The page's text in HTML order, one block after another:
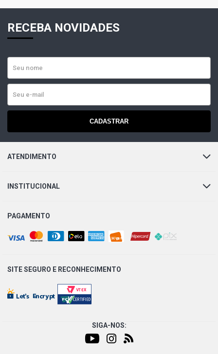
RECEBA NOVIDADES
CADASTRAR
ATENDIMENTO
INSTITUCIONAL
PAGAMENTO
SITE SEGURO E RECONHECIMENTO
SIGA-NOS: